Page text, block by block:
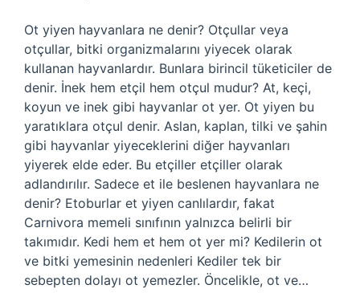
Ot yiyen hayvanlara ne denir? Otçullar veya
otçullar, bitki organizmalarını yiyecek olarak
kullanan hayvanlardır. Bunlara birincil tüketiciler de
denir. İnek hem etçil hem otçul mudur? At, keçi,
koyun ve inek gibi hayvanlar ot yer. Ot yiyen bu
yaratıklara otçul denir. Aslan, kaplan, tilki ve şahin
gibi hayvanlar yiyeceklerini diğer hayvanları
yiyerek elde eder. Bu etçiller etçiller olarak
adlandırılır. Sadece et ile beslenen hayvanlara ne
denir? Etoburlar et yiyen canlılardır, fakat
Carnivora memeli sınıfının yalnızca belirli bir
takımıdır. Kedi hem et hem ot yer mi? Kedilerin ot
ve bitki yemesinin nedenleri Kediler tek bir
sebepten dolayı ot yemezler. Öncelikle, ot ve…